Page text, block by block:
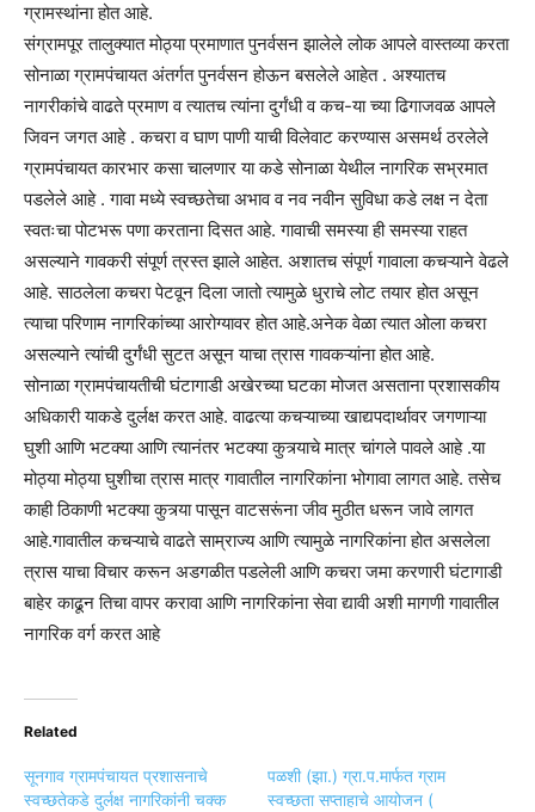
ग्रामस्थांना होत आहे.
संग्रामपूर तालुक्यात मोठ्या प्रमाणात पुनर्वसन झालेले लोक आपले वास्तव्या करता
सोनाळा ग्रामपंचायत अंतर्गत पुनर्वसन होऊन बसलेले आहेत . अश्यातच
नागरीकांचे वाढते प्रमाण व त्यातच त्यांना दुर्गंधी व कच-या च्या ढिगाजवळ आपले
जिवन जगत आहे . कचरा व घाण पाणी याची विलेवाट करण्यास असमर्थ ठरलेले
ग्रामपंचायत कारभार कसा चालणार या कडे सोनाळा येथील नागरिक सभ्रमात
पडलेले आहे . गावा मध्ये स्वच्छतेचा अभाव व नव नवीन सुविधा कडे लक्ष न देता
स्वतःचा पोटभरू पणा करताना दिसत आहे. गावाची समस्या ही समस्या राहत
असल्याने गावकरी संपूर्ण त्रस्त झाले आहेत. अशातच संपूर्ण गावाला कचऱ्याने वेढले
आहे. साठलेला कचरा पेटवून दिला जातो त्यामुळे धुराचे लोट तयार होत असून
त्याचा परिणाम नागरिकांच्या आरोग्यावर होत आहे.अनेक वेळा त्यात ओला कचरा
असल्याने त्यांची दुर्गंधी सुटत असून याचा त्रास गावकऱ्यांना होत आहे.
सोनाळा ग्रामपंचायतीची घंटागाडी अखेरच्या घटका मोजत असताना प्रशासकीय
अधिकारी याकडे दुर्लक्ष करत आहे. वाढत्या कचऱ्याच्या खाद्यपदार्थावर जगणाऱ्या
घुशी आणि भटक्या‌ आणि त्यानंतर भटक्या कुत्र्याचे मात्र चांगले पावले आहे .या
मोठ्या मोठ्या घुशीचा त्रास मात्र गावातील नागरिकांना भोगावा लागत आहे. तसेच
काही ठिकाणी भटक्या कुत्र्या पासून वाटसरूंना जीव मुठीत धरून जावे लागत
आहे.गावातील कचऱ्याचे वाढते साम्राज्य आणि त्यामुळे नागरिकांना होत असलेला
त्रास याचा विचार करून अडगळीत पडलेली आणि कचरा जमा करणारी घंटागाडी
बाहेर काढून तिचा वापर करावा आणि नागरिकांना सेवा द्यावी अशी मागणी गावातील
नागरिक वर्ग करत आहे
Related
सूनगाव ग्रामपंचायत प्रशासनाचे
स्वच्छतेकडे दुर्लक्ष नागरिकांनी चक्क
पळशी (झा.) ग्रा.प.मार्फत ग्राम
स्वच्छता सप्ताहाचे आयोजन (